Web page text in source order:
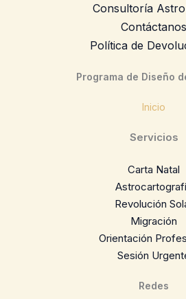
Consultoría
Contáctanos
Política de
Programa de Diseño
Inicio
Servicios
Carta Natal
Revolución
Migración
Orientación
Sesión
Redes